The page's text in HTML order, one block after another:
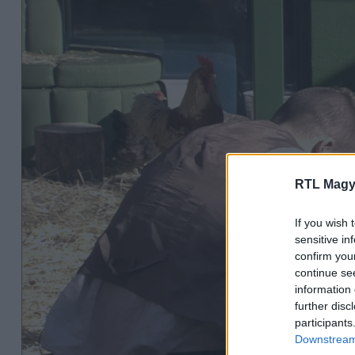
RTL
If you wish
sensitive
confirm
continue
information
further